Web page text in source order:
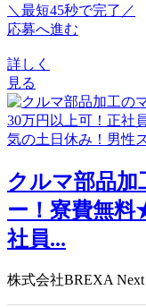
＼最短45秒で完了／
応募へ進む
詳しく
見る
クルマ部品加
ー！寮費無料
社員...
株式会社BREXA Next